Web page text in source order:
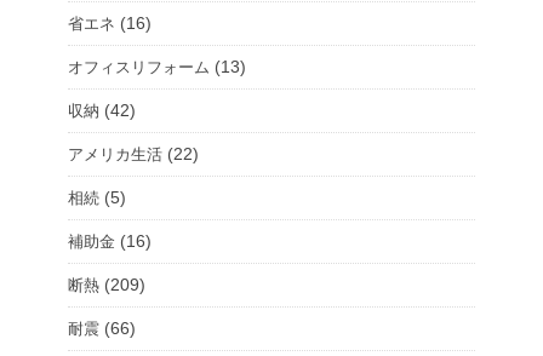
を
選
択
省エネ (16)
オフィスリフォーム (13)
収納 (42)
アメリカ生活 (22)
相続 (5)
補助金 (16)
断熱 (209)
耐震 (66)